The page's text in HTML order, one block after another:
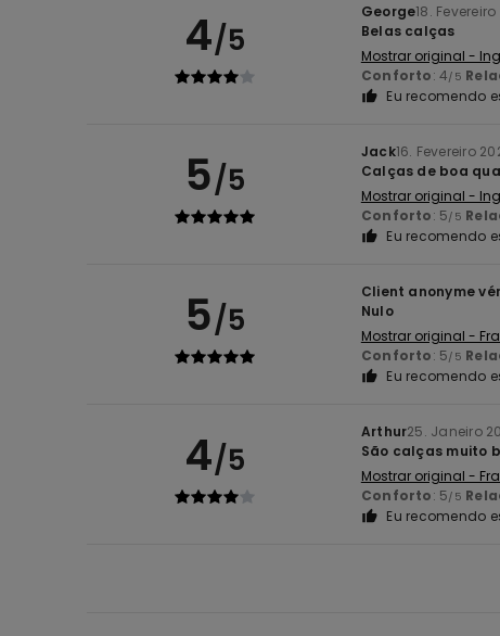
4/5
George18.
Belas calças
Mostrar original -
Conforto: 4/5
Eu recomendo
5/5
Jack16. Fevereiro
Calças de boa
Mostrar original -
Conforto: 5/5
Eu recomendo
5/5
Client anonyme
Nulo
Mostrar original -
Conforto: 5/5
Eu recomendo
4/5
Arthur25. Janeiro
São calças muito
Mostrar original -
Conforto: 5/5
Eu recomendo